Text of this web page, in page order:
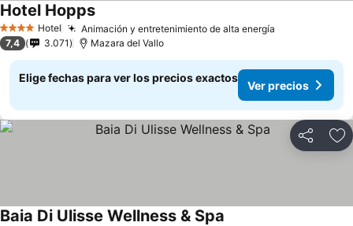
4 EstrellasHotel Animación y entretenimiento de alta energía
Hotel HoppsVer precios
7,4 3.071 Mazara del Vallo
Elige fechas para ver los precios exactos
Ver precios
Compartir
Baia Di Ulisse Wellness & Spa